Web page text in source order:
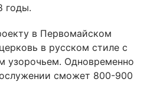
годы.
в Первомайском
в русском стиле с
узорочьем. Одновременно
сможет 800-900